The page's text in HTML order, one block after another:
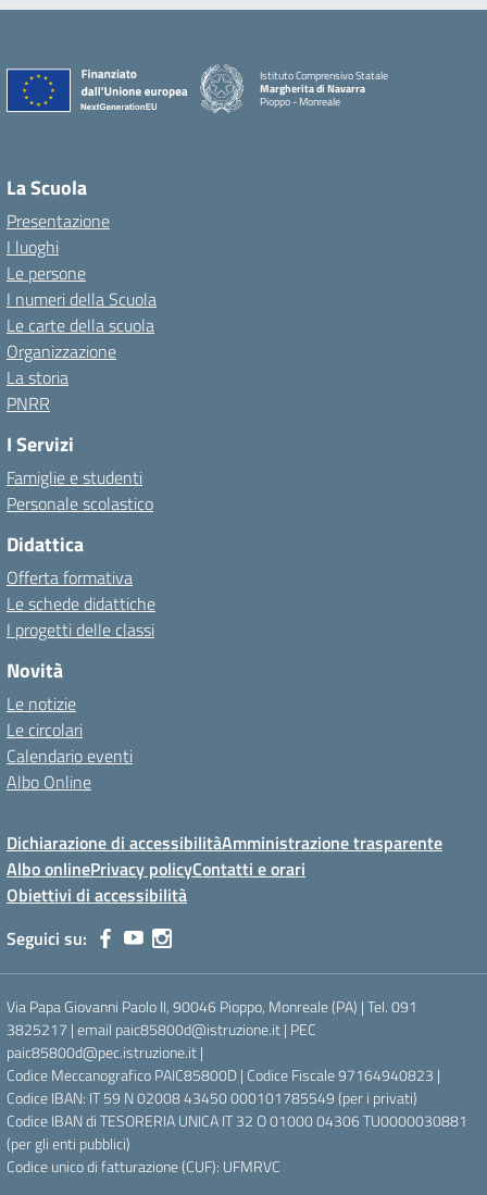
Istituto Comprensivo Statale
Margherita di Navarra
Pioppo - Monreale
La Scuola
Presentazione
I luoghi
Le persone
I numeri della Scuola
Le carte della scuola
Organizzazione
La storia
PNRR
I Servizi
Famiglie e studenti
Personale scolastico
Didattica
Offerta formativa
Le schede didattiche
I progetti delle classi
Novità
Le notizie
Le circolari
Calendario eventi
Albo Online
Dichiarazione di accessibilitàAmministrazione trasparente
Albo onlinePrivacy policyContatti e orari
Obiettivi di accessibilità
Seguici su:
Via Papa Giovanni Paolo II, 90046 Pioppo, Monreale (PA) | Tel. 091
3825217 | email paic85800d@istruzione.it | PEC
paic85800d@pec.istruzione.it |
Codice Meccanografico PAIC85800D | Codice Fiscale 97164940823 |
Codice IBAN: IT 59 N 02008 43450 000101785549 (per i privati)
Codice IBAN di TESORERIA UNICA IT 32 O 01000 04306 TU0000030881
(per gli enti pubblici)
Codice unico di fatturazione (CUF): UFMRVC